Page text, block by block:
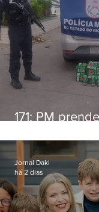
171: PM
Niterói
Jornal Daki
há 2 dias